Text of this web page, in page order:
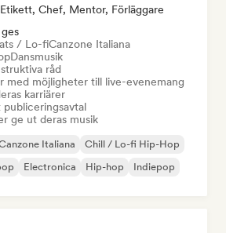
Chef, Mentor, Förläggare
/ Lo-fiCanzone Italiana
Dansmusik
råd
med möjligheter till live-evenemang
karriärer
ge ut deras musik
Italiana
Chill / Lo-fi Hip-Hop
Electronica Hip-hop Indiepop